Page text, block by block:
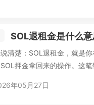
SOL退租金是什么意思？
清楚：SOL退租金，就是
押金拿回来的操作。这
年05月27日